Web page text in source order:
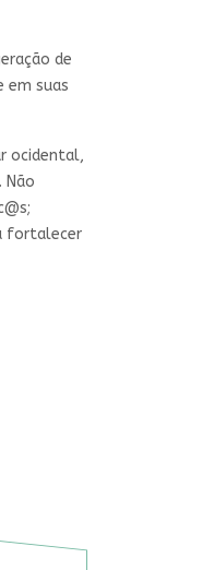
de
em suas
ocidental,
fortalecer